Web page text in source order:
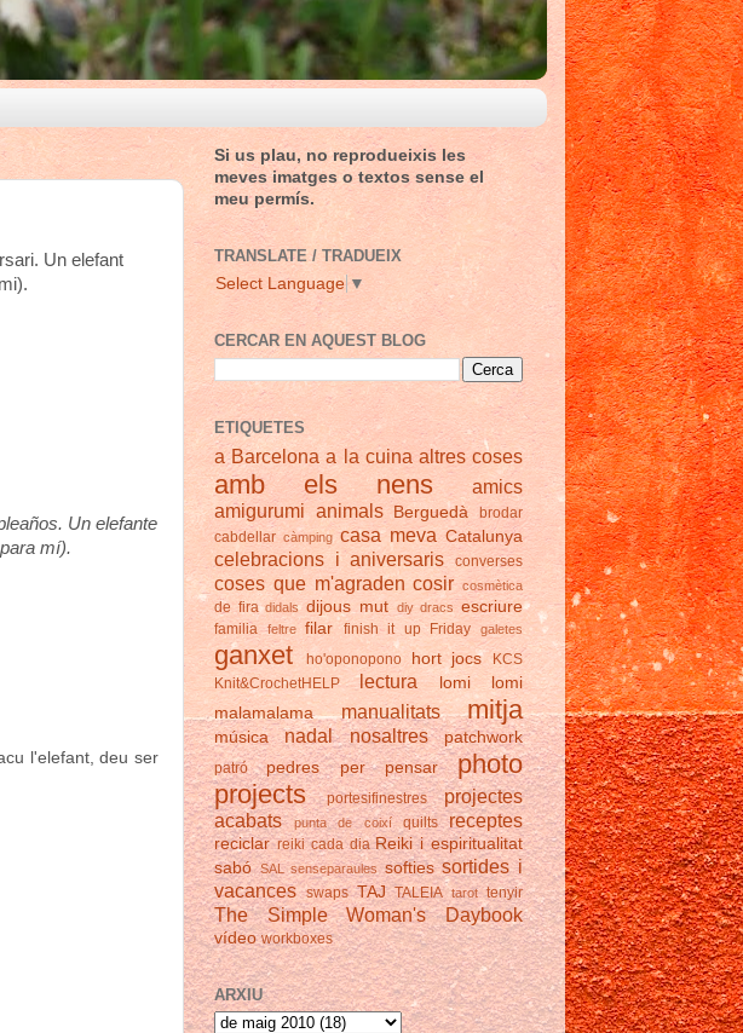
Un elefant
Un elefante
mí).
l'elefant, deu ser
Si us plau, no reprodueixis les
meves imatges o textos sense el
meu permís.
TRANSLATE / TRADUEIX
Select Language ▼
CERCAR EN AQUEST BLOG
ETIQUETES
a Barcelona a la cuina altres coses
amb els nens
amics
amigurumi animals Berguedà
brodar
cabdellar càmping casa meva Catalunya
celebracions i aniversaris converses
coses que m'agraden cosir cosmètica
de fira didals dijous mut diy dracs escriure
familia feltre filar finish it up Friday galetes
ganxet ho'oponopono hort jocs
KCS
Knit&CrochetHELP
lectura
lomi lomi
malamalama
manualitats mitja
música nadal nosaltres patchwork
patró pedres per pensar
photo
projects
portesifinestres
projectes
acabats
punta de coixí quilts receptes
reciclar reiki cada dia Reiki i espiritualitat
sabó SAL senseparaules softies sortides i
vacances swaps TAJ TALEIA tarot tenyir
The Simple Woman's Daybook
vídeo workboxes
ARXIU